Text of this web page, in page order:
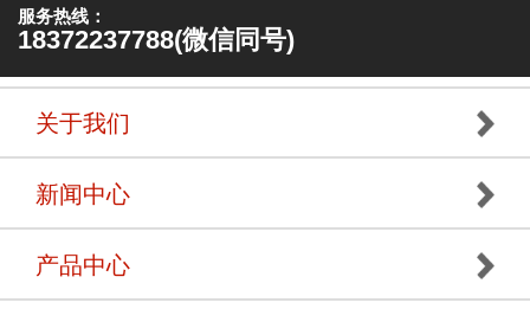
服务热线：
18372237788(微信同号)
关于我们
新闻中心
产品中心